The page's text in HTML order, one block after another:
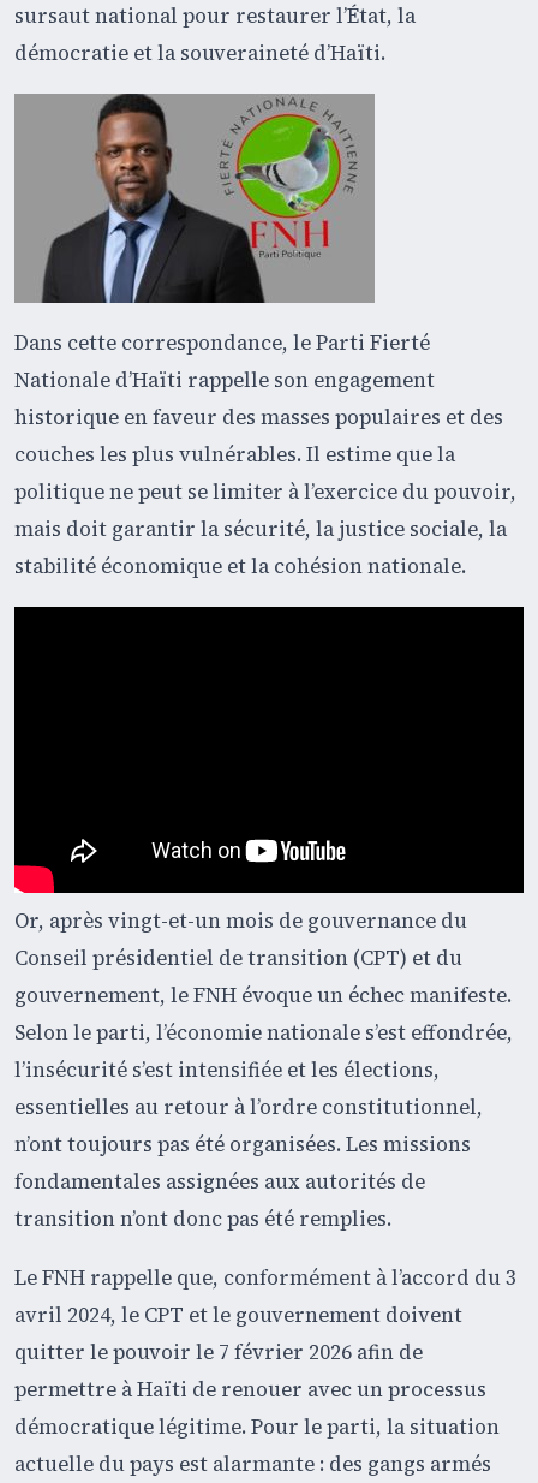
sursaut national pour restaurer l’État, la
démocratie et la souveraineté d’Haïti.
Dans cette correspondance, le Parti Fierté
Nationale d’Haïti rappelle son engagement
historique en faveur des masses populaires et des
couches les plus vulnérables. Il estime que la
politique ne peut se limiter à l’exercice du pouvoir,
mais doit garantir la sécurité, la justice sociale, la
stabilité économique et la cohésion nationale.
Or, après vingt-et-un mois de gouvernance du
Conseil présidentiel de transition (CPT) et du
gouvernement, le FNH évoque un échec manifeste.
Selon le parti, l’économie nationale s’est effondrée,
l’insécurité s’est intensifiée et les élections,
essentielles au retour à l’ordre constitutionnel,
n’ont toujours pas été organisées. Les missions
fondamentales assignées aux autorités de
transition n’ont donc pas été remplies.
Le FNH rappelle que, conformément à l’accord du 3
avril 2024, le CPT et le gouvernement doivent
quitter le pouvoir le 7 février 2026 afin de
permettre à Haïti de renouer avec un processus
démocratique légitime. Pour le parti, la situation
actuelle du pays est alarmante : des gangs armés